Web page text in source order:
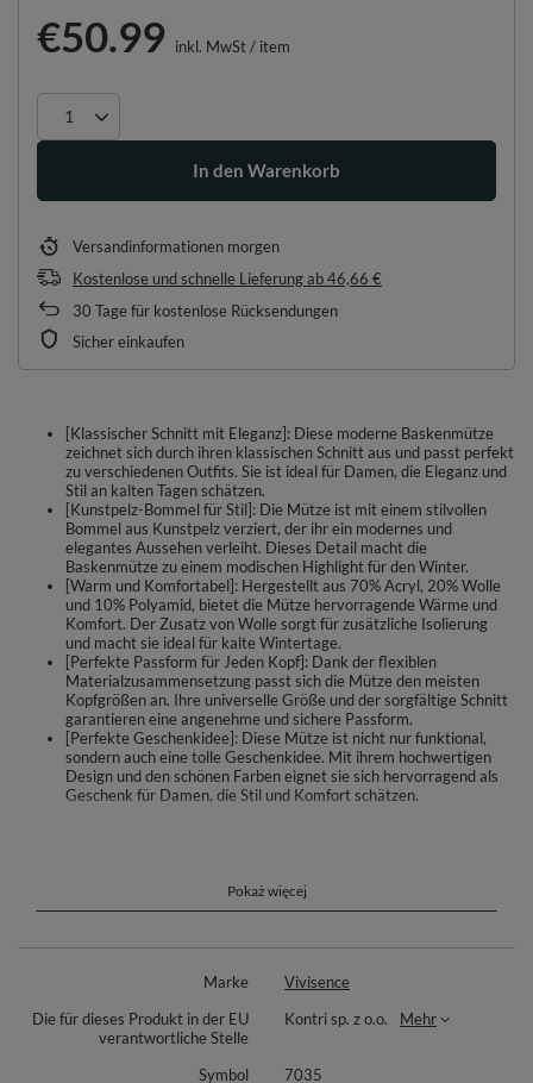
€50.99 inkl. MwSt/ item
In den Warenkorb
Versandinformationen morgen
Kostenlose und schnelle Lieferungab46,66 €
30 Tage für kostenlose Rücksendungen
Sicher einkaufen
[Klassischer Schnitt mit Eleganz]: Diese moderne Baskenmütze
zeichnet sich durch ihren klassischen Schnitt aus und passt perfekt
zu verschiedenen Outfits. Sie ist ideal für Damen, die Eleganz und
Stil an kalten Tagen schätzen.
[Kunstpelz-Bommel für Stil]: Die Mütze ist mit einem stilvollen
Bommel aus Kunstpelz verziert, der ihr ein modernes und
elegantes Aussehen verleiht. Dieses Detail macht die
Baskenmütze zu einem modischen Highlight für den Winter.
[Warm und Komfortabel]: Hergestellt aus 70% Acryl, 20% Wolle
und 10% Polyamid, bietet die Mütze hervorragende Wärme und
Komfort. Der Zusatz von Wolle sorgt für zusätzliche Isolierung
und macht sie ideal für kalte Wintertage.
[Perfekte Passform für Jeden Kopf]: Dank der flexiblen
Materialzusammensetzung passt sich die Mütze den meisten
Kopfgrößen an. Ihre universelle Größe und der sorgfältige Schnitt
garantieren eine angenehme und sichere Passform.
[Perfekte Geschenkidee]: Diese Mütze ist nicht nur funktional,
sondern auch eine tolle Geschenkidee. Mit ihrem hochwertigen
Design und den schönen Farben eignet sie sich hervorragend als
Geschenk für Damen, die Stil und Komfort schätzen.
aus warmem Garn mit Wollezusatz gefertigt
perfekte Anpassung
tolle Geschenkidee
Materialzusammensetzung: 70% Acryl, 20% Wolle, 10% Polyamid.Durch
Baskenmützen so flexibel, dass sie auf die Köpfe der meisten Damen
passen. Universelle Größe wird den meisten Damen passen.Schöne,
sicherlich die Anhänger der klassischen Eleganz ansprechen. Wir bieten
Pokaż więcej
Marke
Vivisence
Die für dieses Produkt in der EU
verantwortliche Stelle
Kontri sp. z o.o. Mehr
Symbol
7035